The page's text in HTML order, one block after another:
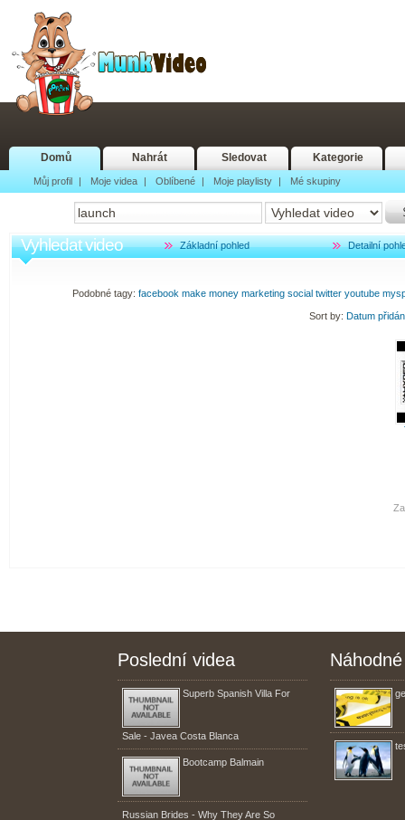
Domů Nahrát Sledovat Kategorie
Můj profil | Moje videa | Oblíbené | Moje playlisty | Mé skupiny
Vyhledat video Základní pohled Detailní
Podobné tagy: facebook make money marketing social twitter youtube
Sort by: Datum
Poslední videa
Superb Spanish Villa For
Sale - Javea Costa Blanca
Bootcamp Balmain
Russian Brides - Why They Are So